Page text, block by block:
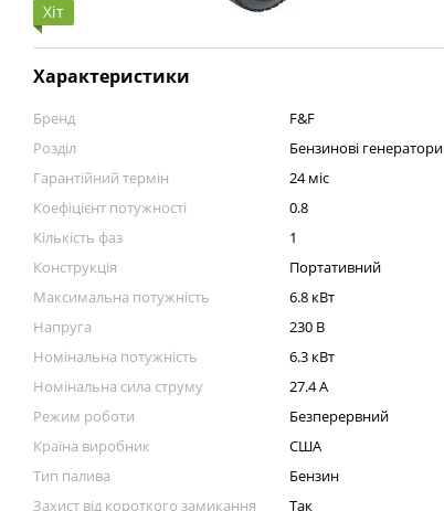
Хіт
Характеристики
Бренд
F&F
Розділ
Бензинові генератори
Гарантійний термін
24 міс
Коефіцієнт потужності
0.8
Кількість фаз
1
Конструкція
Портативний
Максимальна потужність
6.8 кВт
Напруга
230 В
Номінальна потужність
6.3 кВт
Номінальна сила струму
27.4 А
Режим роботи
Безперервний
Країна виробник
США
Тип палива
Бензин
Захист від короткого замикання
Так